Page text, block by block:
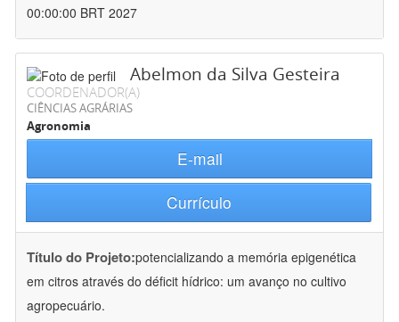
00:00:00 BRT 2027
Abelmon da Silva Gesteira
COORDENADOR(A)
CIÊNCIAS AGRÁRIAS
Agronomia
E-mail
Currículo
Título do Projeto:potencializando a memória epigenética
em citros através do déficit hídrico: um avanço no cultivo
agropecuário.